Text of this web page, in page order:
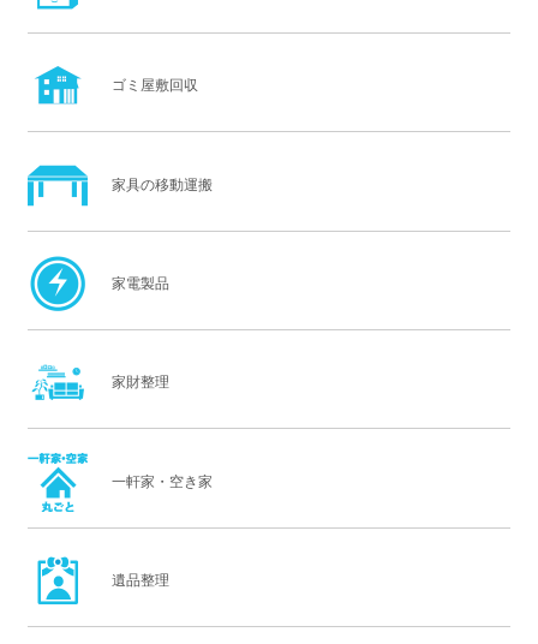
ゴミ屋敷回収
家具の移動運搬
家電製品
家財整理
一軒家・空き家
遺品整理